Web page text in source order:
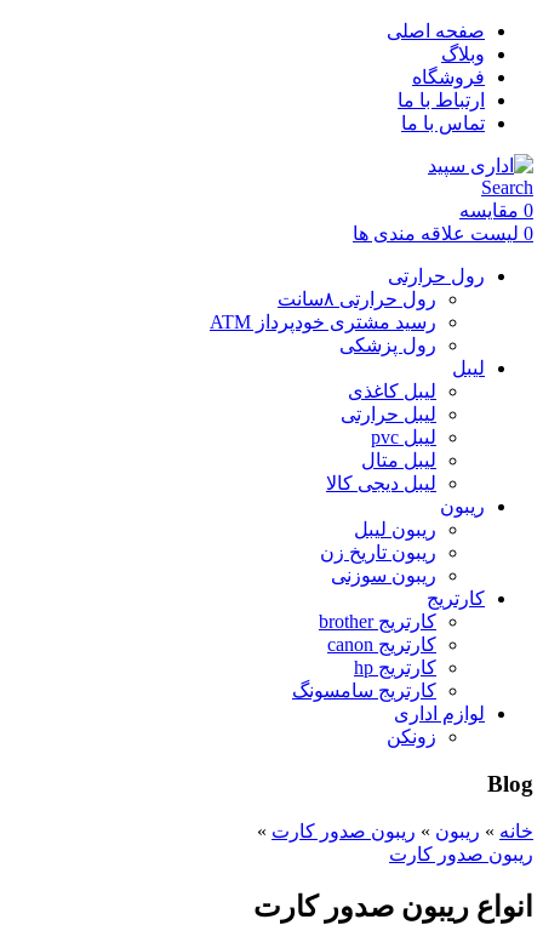
صفحه اصلی
وبلاگ
فروشگاه
ارتباط با ما
تماس با ما
Search
0 مقایسه
0 لیست علاقه مندی ها
رول حرارتی
رول حرارتی ۸سانت
رسید مشتری خودپرداز ATM
رول پزشکی
لیبل
لیبل کاغذی
لیبل حرارتی
لیبل pvc
لیبل متال
لیبل دیجی کالا
ریبون
ریبون لیبل
ریبون تاریخ زن
ریبون سوزنی
کارتریج
کارتریج brother
کارتریج canon
کارتریج hp
کارتریج سامسونگ
لوازم اداری
زونکن
Blog
خانه » ریبون » ریبون صدور کارت »
ریبون صدور کارت
انواع ریبون صدور کارت